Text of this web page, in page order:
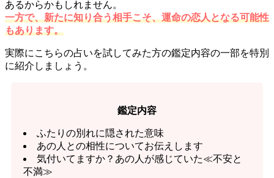
あるからかもしれません。
一方で、新たに知り合う相手こそ、運命の恋人となる可能性
もあります。
実際にこちらの占いを試してみた方の鑑定内容の一部を特別
に紹介しましょう。
鑑定内容
ふたりの別れに隠された意味
あの人との相性についてお伝えします
気付いてますか？あの人が感じていた≪不安と
不満≫